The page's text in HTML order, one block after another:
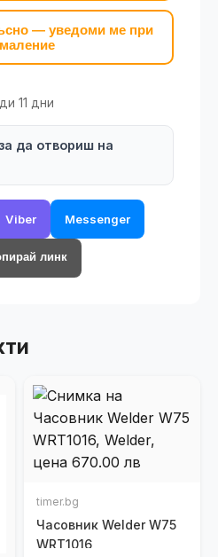
— уведоми ме при
11 дни
да отвориш на
Viber Messenger
линк
timer.bg
Часовник Welder W75
WRT1016